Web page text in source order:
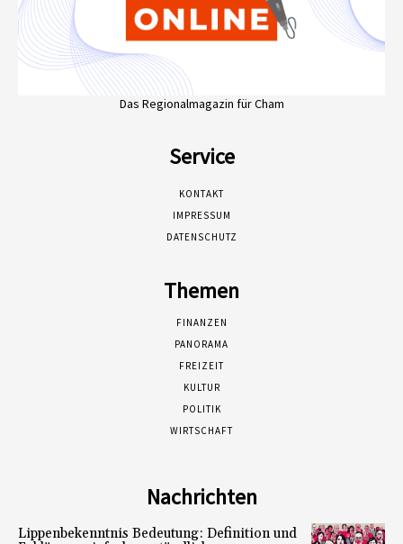
Das Regionalmagazin für Cham
Service
KONTAKT
IMPRESSUM
DATENSCHUTZ
Themen
FINANZEN
PANORAMA
FREIZEIT
KULTUR
POLITIK
WIRTSCHAFT
Nachrichten
Lippenbekenntnis Bedeutung: Definition und